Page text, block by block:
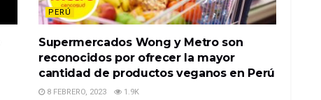
PERÚ
Supermercados Wong y Metro son
reconocidos por ofrecer la mayor
cantidad de productos veganos en Perú
8 FEBRERO, 2023 1.9K